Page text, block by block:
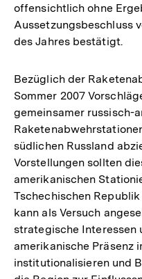
offensichtlich ohne
Aussetzungsbeschluss
des Jahres bestätigt.
Bezüglich der
Sommer 2007
gemeinsamer russisch-
südlichen Russland
Vorstellungen sollten
amerikanischen
Tschechischen
kann als Versuch
strategische Interessen
amerikanische Präsenz
institutionalisieren und